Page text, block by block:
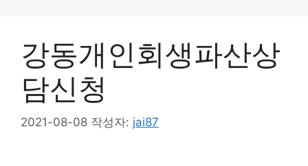
강동개인회생파산상
담신청
2021-08-08 작성자: jai87